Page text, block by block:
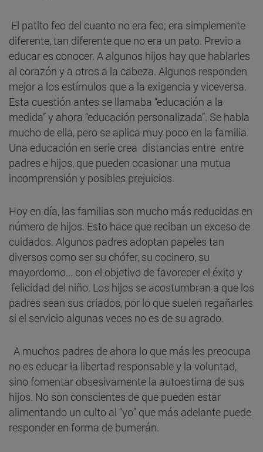
El patito feo del cuento no era feo; era simplemente
diferente, tan diferente que no era un pato. Previo a
educar es conocer. A algunos hijos hay que hablarles
al corazón y a otros a la cabeza. Algunos responden
mejor a los estímulos que a la exigencia y viceversa.
Esta cuestión antes se llamaba “educación a la
medida” y ahora “educación personalizada”. Se habla
mucho de ella, pero se aplica muy poco en la familia.
Una educación en serie crea distancias entre entre
padres e hijos, que pueden ocasionar una mutua
incomprensión y posibles prejuicios.
Hoy en día, las familias son mucho más reducidas en
número de hijos. Esto hace que reciban un exceso de
cuidados. Algunos padres adoptan papeles tan
diversos como ser su chófer, su cocinero, su
mayordomo... con el objetivo de favorecer el éxito y
felicidad del niño. Los hijos se acostumbran a que los
padres sean sus criados, por lo que suelen regañarles
si el servicio algunas veces no es de su agrado.
A muchos padres de ahora lo que más les preocupa
no es educar la libertad responsable y la voluntad,
sino fomentar obsesivamente la autoestima de sus
hijos. No son conscientes de que pueden estar
alimentando un culto al “yo” que más adelante puede
responder en forma de bumerán.